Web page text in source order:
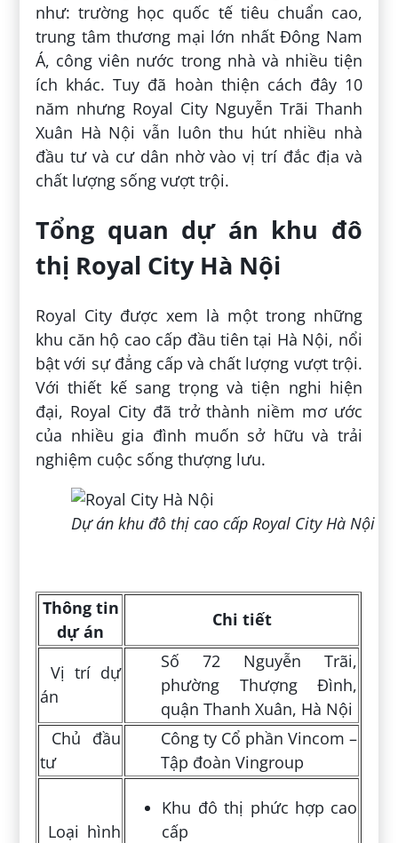
như: trường học quốc tế tiêu chuẩn cao,
trung tâm thương mại lớn nhất Đông Nam
Á, công viên nước trong nhà và nhiều tiện
ích khác. Tuy đã hoàn thiện cách đây 10
năm nhưng Royal City Nguyễn Trãi Thanh
Xuân Hà Nội vẫn luôn thu hút nhiều nhà
đầu tư và cư dân nhờ vào vị trí đắc địa và
chất lượng sống vượt trội.
Tổng quan dự án khu đô
thị Royal City Hà Nội
Royal City được xem là một trong những
khu căn hộ cao cấp đầu tiên tại Hà Nội, nổi
bật với sự đẳng cấp và chất lượng vượt trội.
Với thiết kế sang trọng và tiện nghi hiện
đại, Royal City đã trở thành niềm mơ ước
của nhiều gia đình muốn sở hữu và trải
nghiệm cuộc sống thượng lưu.
Dự án khu đô thị cao cấp Royal City Hà Nội
Thông tin
dự án
Chi tiết
Vị trí dự
án
Số 72 Nguyễn Trãi,
phường Thượng Đình,
quận Thanh Xuân, Hà Nội
Chủ đầu
tư
Công ty Cổ phần Vincom –
Tập đoàn Vingroup
Loại hình
Khu đô thị phức hợp cao
cấp